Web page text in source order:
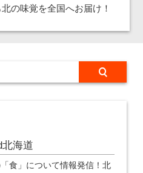
の味覚を全国へお届け！
北海道
食」について情報発信！北